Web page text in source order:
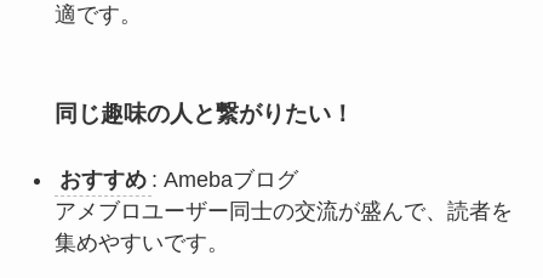
適です。
同じ趣味の人と繋がりたい！
おすすめ : Amebaブログ
アメブロユーザー同士の交流が盛んで、読者を
集めやすいです。